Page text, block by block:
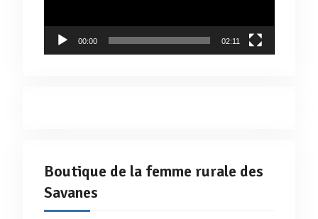
00:00 02:11
Boutique de la femme rurale des
Savanes